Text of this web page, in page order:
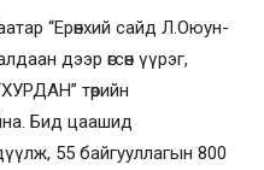
“Ерөнхий сайд Л.Оюун-
дээр өгсөн үүрэг,
төрийн
Бид цаашид
55 байгууллагын 800